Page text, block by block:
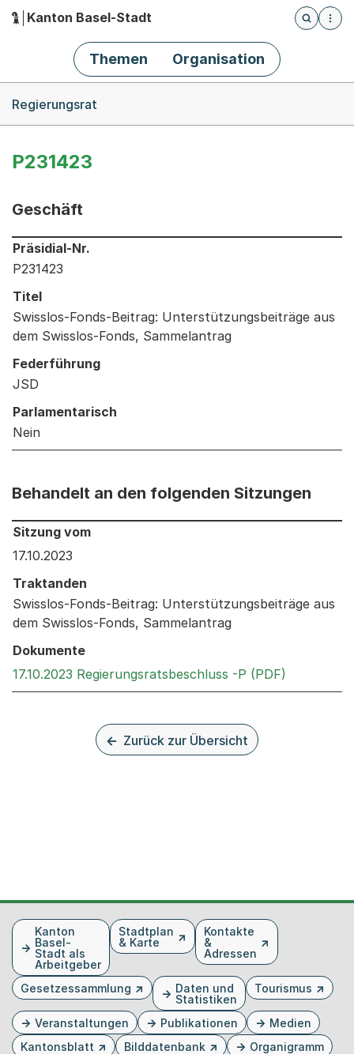
Hauptnavigation
Kanton Basel-Stadt
Öffnet
Themen Organisation
Regierungsrat
P231423
Geschäft
Informationen zum Ausgewählten Geschäft
Präsidial-Nr.
P231423
Titel
Swisslos-Fonds-Beitrag: Unterstützungsbeiträge aus
dem Swisslos-Fonds, Sammelantrag
Federführung
JSD
Parlamentarisch
Nein
Behandelt an den folgenden Sitzungen
Behandelt an den folgenden Sitzungen: Informationen
Sitzung vom
17.10.2023
Traktanden
Swisslos-Fonds-Beitrag: Unterstützungsbeiträge aus
dem Swisslos-Fonds, Sammelantrag
Dokumente
17.10.2023 Regierungsratsbeschluss -P (PDF)
Zurück zur Übersicht
FusszeileKanton
Basel-
Stadt als
Arbeitgeber
Stadtplan
& Karte
Kontakte
&
Adressen
Gesetzessammlung
Daten und
Statistiken
Tourismus
Veranstaltungen Publikationen
Medien
Kantonsblatt
Bilddatenbank Organigramm